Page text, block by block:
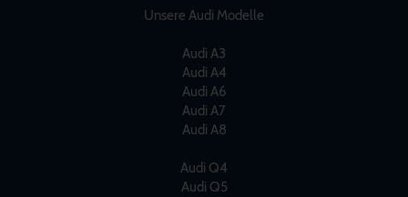
Unsere Audi Modelle
Audi A3
Audi A4
Audi A6
Audi A7
Audi A8
Audi Q4
Audi Q5